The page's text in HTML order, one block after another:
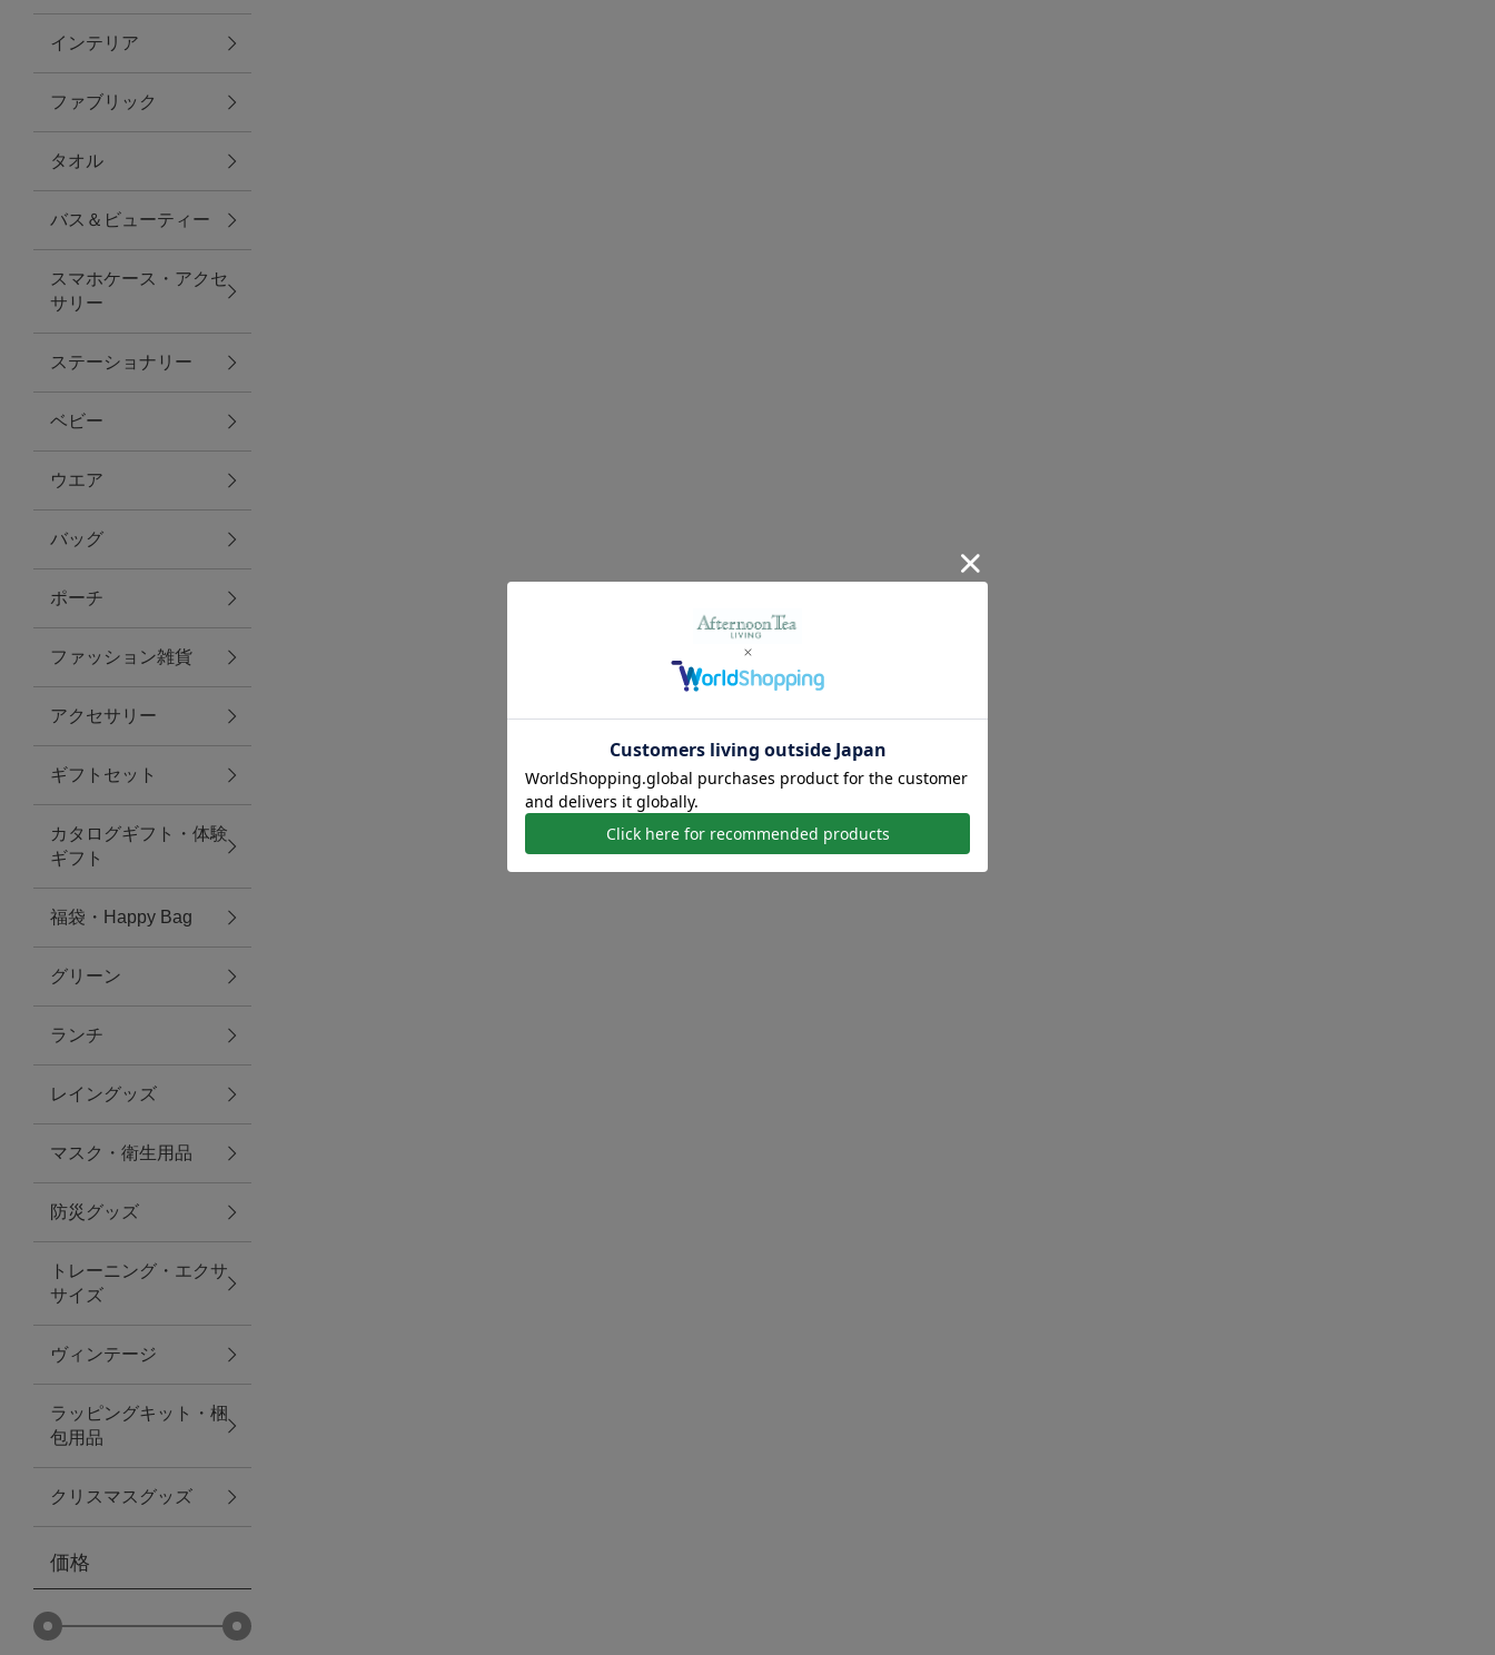
ランチ
バッグ
キッチン・ダイニング
ダイニング
キッチン
ファブリック
グリーン
バス＆ビューティー
バス＆ビューティー
タオル
ウエア＆バッグ
ウエア
レイングッズ
アクセサリー
ファッション雑貨
ファッショングッズ
スマホケース・アクセサリー
ポーチ
ステーショナリー
その他
紅茶・フード
インテリア
ファブリック
タオル
バス＆ビューティー
スマホケース・アクセ
サリー
ステーショナリー
ベビー
ウエア
バッグ
ポーチ
ファッション雑貨
アクセサリー
ギフトセット
カタログギフト・体験
ギフト
福袋・Happy Bag
グリーン
ランチ
レイングッズ
マスク・衛生用品
防災グッズ
トレーニング・エクサ
サイズ
ヴィンテージ
ラッピングキット・梱
包用品
クリスマスグッズ
価格